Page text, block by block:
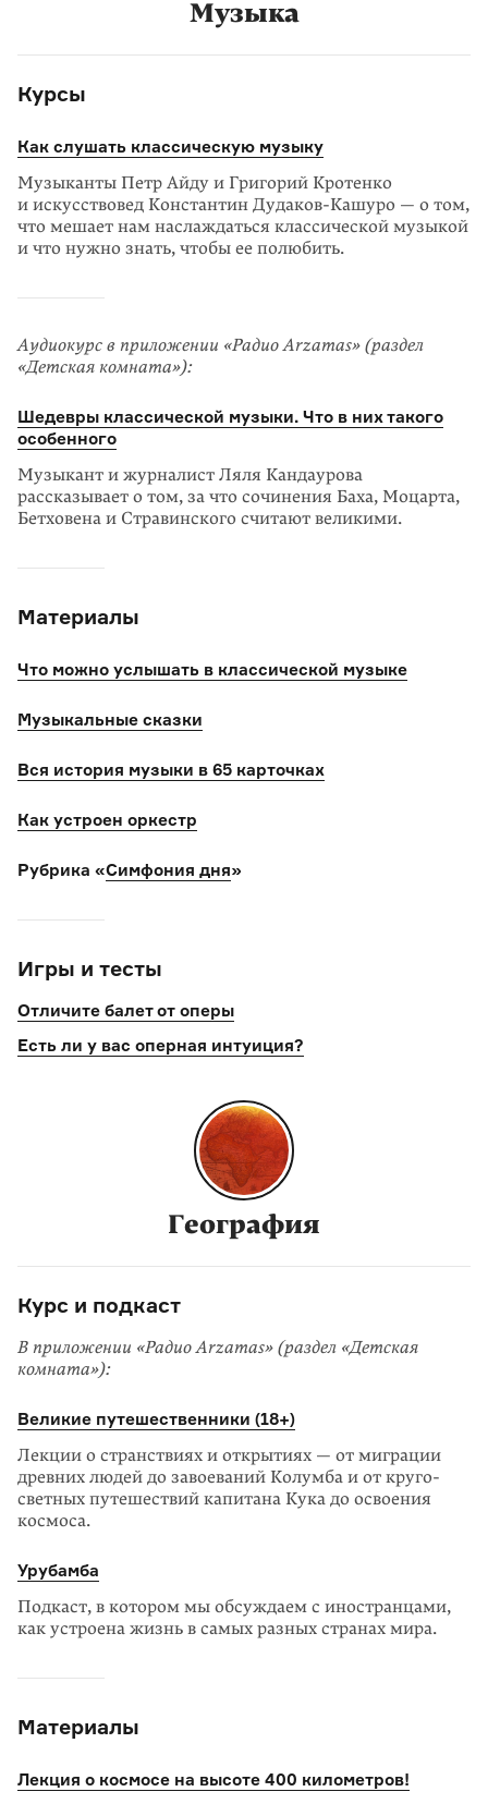
Музыка
Курсы
Как слушать классическую музыку
Музыканты Петр Айду и Григорий Кротенко
и искусствовед Константин Дудаков-Кашуро — о том,
что мешает нам наслаждаться классической музыкой
и что нужно знать, чтобы ее полюбить.
Аудиокурс в приложении «Радио Arzamas» (раздел
«Детская комната»):
Шедевры классической музыки. Что в них такого
особенного
Музыкант и журналист Ляля Кандаурова
рассказывает о том, за что сочинения Баха, Моцарта,
Бетховена и Стравинского считают великими.
Материалы
Что можно услышать в классической музыке
Музыкальные сказки
Вся история музыки в 65 карточках
Как устроен оркестр
Рубрика «Симфония дня»
Игры и тесты
Отличите балет от оперы
Есть ли у вас оперная интуиция?
География
Курс и подкаст
В приложении «Радио Arzamas» (раздел «Детская
комната»):
Великие путешественники (18+)
Лекции о странствиях и открытиях — от миграции
древних людей до завоеваний Колумба и от круго­
светных путешествий капитана Кука до освоения
космоса.
Урубамба
Подкаст, в котором мы обсуждаем с иностранцами,
как устроена жизнь в самых разных странах мира.
Материалы
Лекция о космосе на высоте 400 километров!